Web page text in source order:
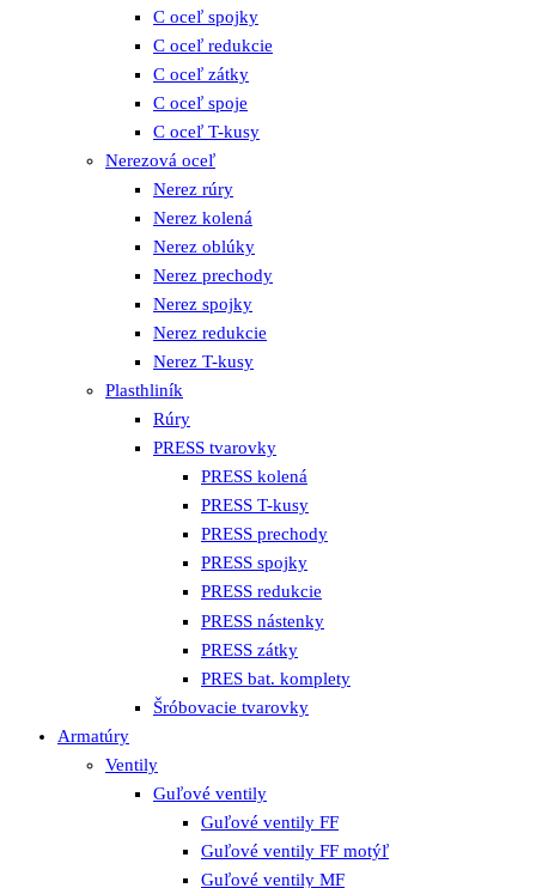
C oceľ spojky
C oceľ redukcie
C oceľ zátky
C oceľ spoje
C oceľ T-kusy
Nerezová oceľ
Nerez rúry
Nerez kolená
Nerez oblúky
Nerez prechody
Nerez spojky
Nerez redukcie
Nerez T-kusy
Plasthliník
Rúry
PRESS tvarovky
PRESS kolená
PRESS T-kusy
PRESS prechody
PRESS spojky
PRESS redukcie
PRESS nástenky
PRESS zátky
PRES bat. komplety
Šróbovacie tvarovky
Armatúry
Ventily
Guľové ventily
Guľové ventily FF
Guľové ventily FF motýľ
Guľové ventily MF